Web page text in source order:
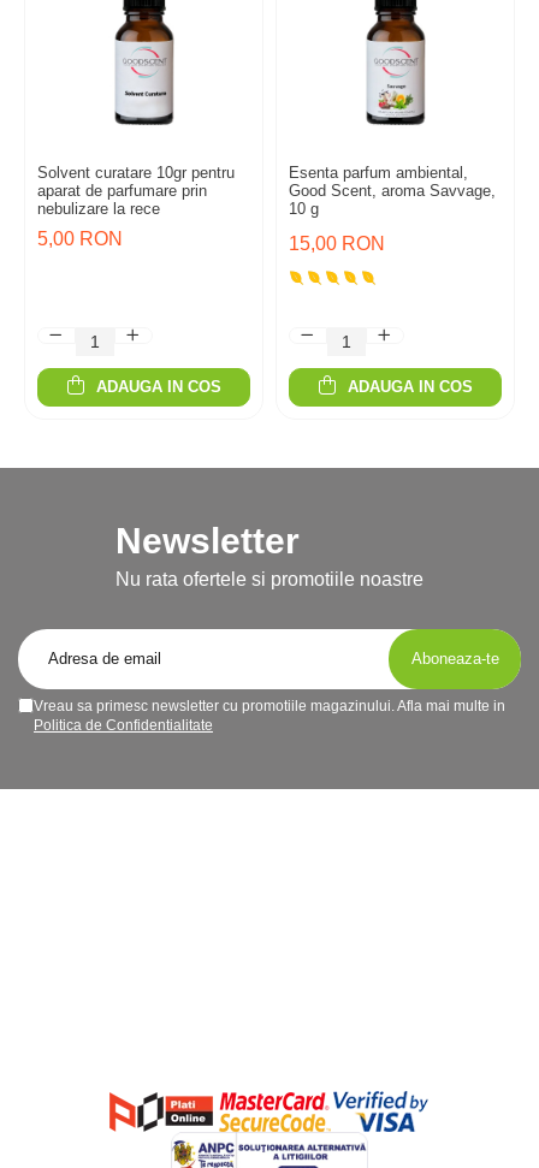
Solvent curatare 10gr pentru
aparat de parfumare prin
nebulizare la rece
5,00 RON
ADAUGA IN COS
Esenta parfum ambiental,
Good Scent, aroma Savvage,
10 g
15,00 RON
ADAUGA IN COS
Newsletter
Nu rata ofertele si promotiile noastre
Vreau sa primesc newsletter cu promotiile magazinului. Afla mai multe in
Politica de Confidentialitate